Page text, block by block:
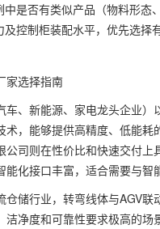
是否有类似产品（物料形
控制柜装配水平，优先选
家选择指南
、新能源、家电龙头企业
，能够提供高精度、低能
司则在性价比和快速交付
化接口丰富，适合需要与智
储行业，转弯线体与AGV
净度和可靠性要求极高的